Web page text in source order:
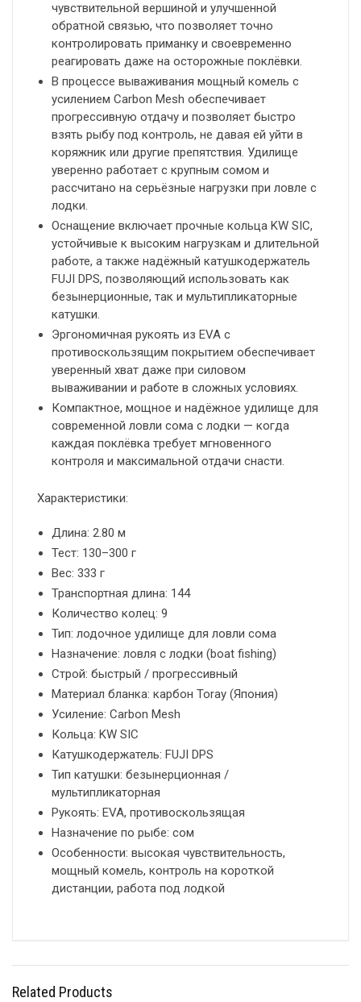
чувствительной вершиной и улучшенной
обратной связью, что позволяет точно
контролировать приманку и своевременно
реагировать даже на осторожные поклёвки.
В процессе вываживания мощный комель с
усилением Carbon Mesh обеспечивает
прогрессивную отдачу и позволяет быстро
взять рыбу под контроль, не давая ей уйти в
коряжник или другие препятствия. Удилище
уверенно работает с крупным сомом и
рассчитано на серьёзные нагрузки при ловле с
лодки.
Оснащение включает прочные кольца KW SIC,
устойчивые к высоким нагрузкам и длительной
работе, а также надёжный катушкодержатель
FUJI DPS, позволяющий использовать как
безынерционные, так и мультипликаторные
катушки.
Эргономичная рукоять из EVA с
противоскользящим покрытием обеспечивает
уверенный хват даже при силовом
вываживании и работе в сложных условиях.
Компактное, мощное и надёжное удилище для
современной ловли сома с лодки — когда
каждая поклёвка требует мгновенного
контроля и максимальной отдачи снасти.
Характеристики:
Длина: 2.80 м
Тест: 130–300 г
Вес: 333 г
Транспортная длина: 144
Количество колец: 9
Тип: лодочное удилище для ловли сома
Назначение: ловля с лодки (boat fishing)
Строй: быстрый / прогрессивный
Материал бланка: карбон Toray (Япония)
Усиление: Carbon Mesh
Кольца: KW SIC
Катушкодержатель: FUJI DPS
Тип катушки: безынерционная /
мультипликаторная
Рукоять: EVA, противоскользящая
Назначение по рыбе: сом
Особенности: высокая чувствительность,
мощный комель, контроль на короткой
дистанции, работа под лодкой
Related Products